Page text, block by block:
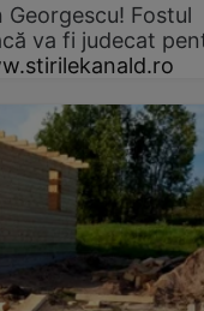
Georgescu! Fostul
va fi judecat